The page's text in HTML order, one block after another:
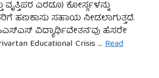
ವೃತ್ತಿಪರ ಎರಡೂ) ಕೋರ್ಸ್ಗಳನ್ನು
ಹಣಕಾಸು ಸಹಾಯ ನೀಡಲಾಗುತ್ತದೆ.
ವಿದ್ಯಾರ್ಥಿವೇತನ’ವು ಹೆಸರೇ
Educational Crisis … Read